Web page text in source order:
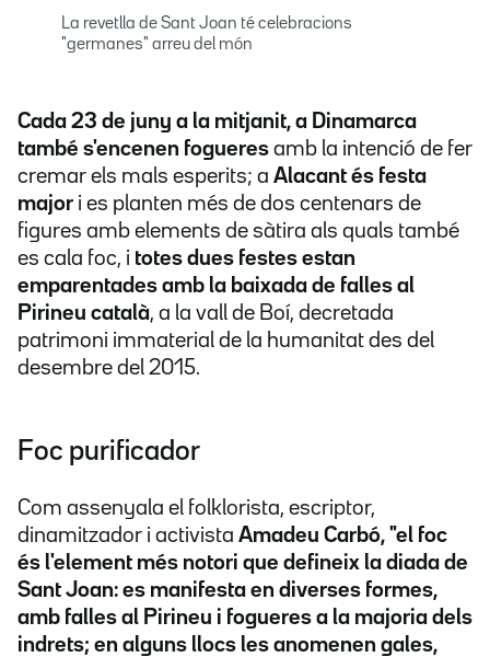
La revetlla de Sant Joan té celebracions
"germanes" arreu del món
Cada 23 de juny a la mitjanit, a Dinamarca
també s'encenen fogueres amb la intenció de fer
cremar els mals esperits; a Alacant és festa
major i es planten més de dos centenars de
figures amb elements de sàtira als quals també
es cala foc, i totes dues festes estan
emparentades amb la baixada de falles al
Pirineu català, a la vall de Boí, decretada
patrimoni immaterial de la humanitat des del
desembre del 2015.
Foc purificador
Com assenyala el folklorista, escriptor,
dinamitzador i activista Amadeu Carbó, "el foc
és l'element més notori que defineix la diada de
Sant Joan: es manifesta en diverses formes,
amb falles al Pirineu i fogueres a la majoria dels
indrets; en alguns llocs les anomenen gales,